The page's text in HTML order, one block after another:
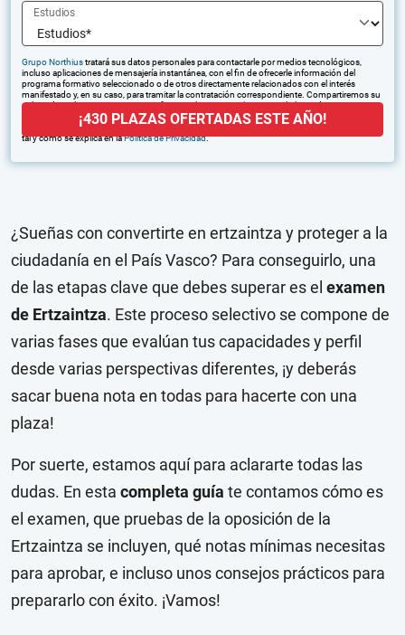
Estudios
Grupo Northiustratará sus datos personales para contactarle por medios tecnológicos,
incluso aplicaciones de mensajería instantánea, con el fin de ofrecerle información del
programa formativo seleccionado o de otros directamente relacionados con el interés
manifestado y, en su caso, para tramitar la contratación correspondiente. Compartiremos su
solicitud con las empresas que conforman el
puedan hacerle llegar la mejor oferta de productos y servicios de acuerdo a su petición.
Quedan reconocidos los derechos de acceso, rectificación, supresión, oposición, limitación,
tal y como se explica en laPolítica de Privacidad.
¡430 PLAZAS OFERTADAS ESTE AÑO!
¿Sueñas con convertirte en ertzaintza y proteger a la
ciudadanía en el País Vasco? Para conseguirlo, una
de las etapas clave que debes superar es el examen
de Ertzaintza. Este proceso selectivo se compone de
varias fases que evalúan tus capacidades y perfil
desde varias perspectivas diferentes, ¡y deberás
sacar buena nota en todas para hacerte con una
plaza!
Por suerte, estamos aquí para aclararte todas las
dudas. En esta completa guía te contamos cómo es
el examen, que pruebas de la oposición de la
Ertzaintza se incluyen, qué notas mínimas necesitas
para aprobar, e incluso unos consejos prácticos para
prepararlo con éxito. ¡Vamos!